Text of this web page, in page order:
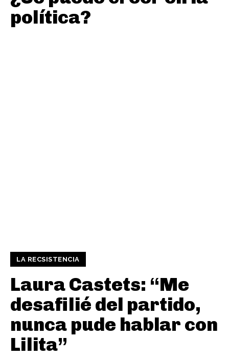
política?
LA RECSISTENCIA
Laura Castets: “Me
desafilié del partido,
nunca pude hablar con
Lilita”